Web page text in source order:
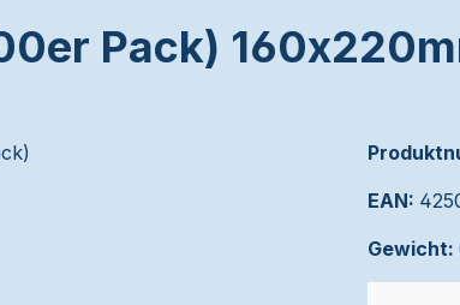
Pack)
EAN:
Gewicht: